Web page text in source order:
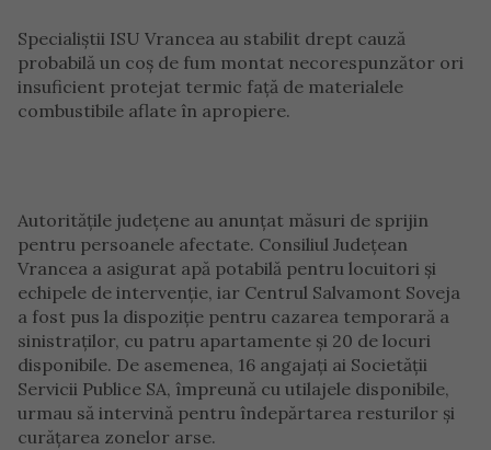
Specialiștii ISU Vrancea au stabilit drept cauză
probabilă un coș de fum montat necorespunzător ori
insuficient protejat termic față de materialele
combustibile aflate în apropiere.
Autoritățile județene au anunțat măsuri de sprijin
pentru persoanele afectate. Consiliul Județean
Vrancea a asigurat apă potabilă pentru locuitori și
echipele de intervenție, iar Centrul Salvamont Soveja
a fost pus la dispoziție pentru cazarea temporară a
sinistraților, cu patru apartamente și 20 de locuri
disponibile. De asemenea, 16 angajați ai Societății
Servicii Publice SA, împreună cu utilajele disponibile,
urmau să intervină pentru îndepărtarea resturilor și
curățarea zonelor arse.